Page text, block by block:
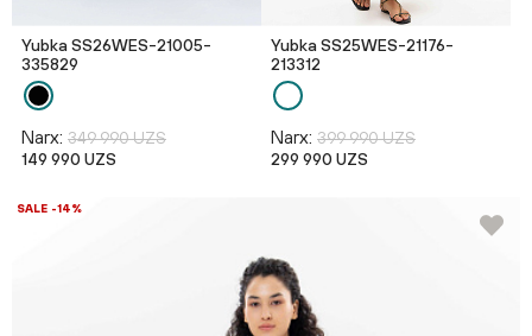
Yubka SS26WES-21005-
335829
Narx: 349 990 UZS
149 990 UZS
Yubka SS25WES-21176-
213312
Narx: 399 990 UZS
299 990 UZS
SALE -14%